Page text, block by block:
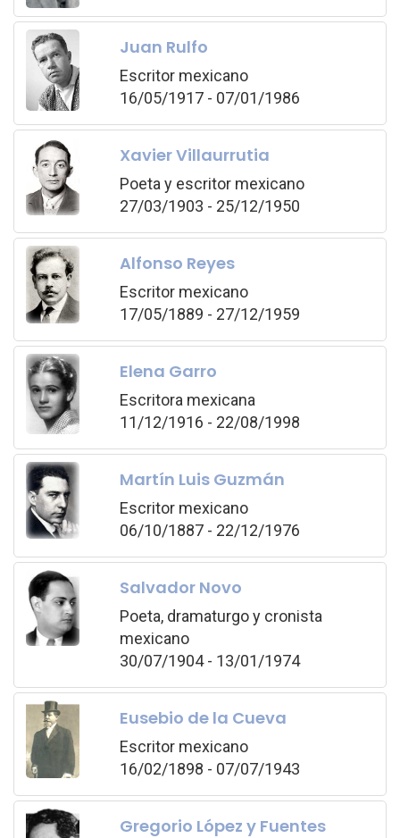
Juan Rulfo
Escritor mexicano
16/05/1917 - 07/01/1986
Xavier Villaurrutia
Poeta y escritor mexicano
27/03/1903 - 25/12/1950
Alfonso Reyes
Escritor mexicano
17/05/1889 - 27/12/1959
Elena Garro
Escritora mexicana
11/12/1916 - 22/08/1998
Martín Luis Guzmán
Escritor mexicano
06/10/1887 - 22/12/1976
Salvador Novo
Poeta, dramaturgo y cronista
mexicano
30/07/1904 - 13/01/1974
Eusebio de la Cueva
Escritor mexicano
16/02/1898 - 07/07/1943
Gregorio López y Fuentes